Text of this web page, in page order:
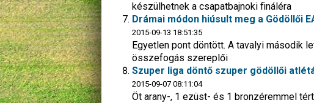
készülhetnek a csapatbajnoki fináléra
Drámai módon hiúsult meg a Gödöllői
2015-09-13 18:51:35
Egyetlen pont döntött. A tavalyi második
összefogás szereplői
Szuper liga döntő szuper gödöllői
2015-09-07 08:11:04
Öt arany-, 1 ezüst- és 1 bronzéremmel